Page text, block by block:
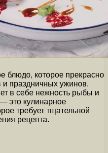
блюдо, которое прекрасно
и праздничных ужинов.
в себе нежность рыбы и
это кулинарное
требует тщательной
рецепта.